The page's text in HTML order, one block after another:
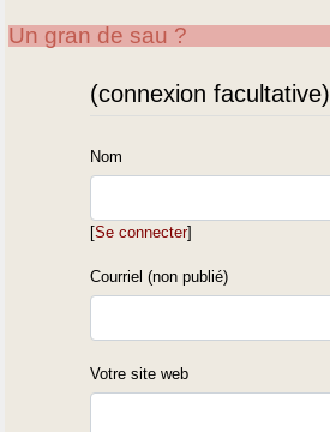
Un gran de sau ?
(connexion facultative)
Nom
[Se connecter]
Courriel (non publié)
Votre site web